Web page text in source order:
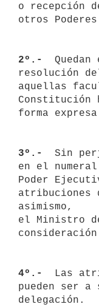
o recepción
otros
2º.-
resolución
aquellas
Constitución
forma
3º.-
Sin
en el
Poder
atribuciones
asimismo,
el Ministro
4º.-
Las
pueden ser
delegación.